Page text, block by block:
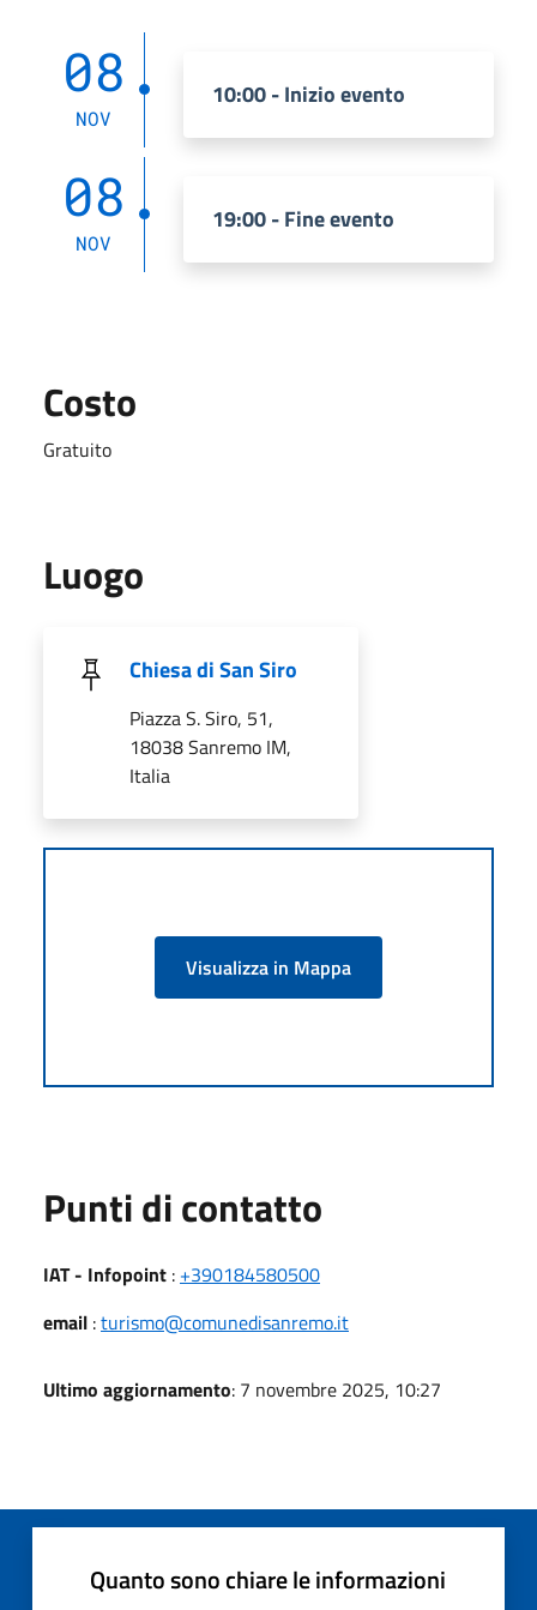
08
NOV
10:00 - Inizio evento
08
NOV
19:00 - Fine evento
Costo
Gratuito
Luogo
Chiesa di San Siro
Piazza S. Siro, 51,
18038 Sanremo IM,
Italia
Visualizza in Mappa
Punti di contatto
IAT - Infopoint : +390184580500
email :turismo@comunedisanremo.it
Ultimo aggiornamento: 7 novembre 2025, 10:27
Quanto sono chiare le informazioni